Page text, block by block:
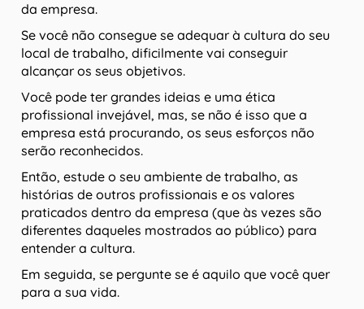
da empresa.
Se você não consegue se adequar à cultura do seu
local de trabalho, dificilmente vai conseguir
alcançar os seus objetivos.
Você pode ter grandes ideias e uma ética
profissional invejável, mas, se não é isso que a
empresa está procurando, os seus esforços não
serão reconhecidos.
Então, estude o seu ambiente de trabalho, as
histórias de outros profissionais e os valores
praticados dentro da empresa (que às vezes são
diferentes daqueles mostrados ao público) para
entender a cultura.
Em seguida, se pergunte se é aquilo que você quer
para a sua vida.